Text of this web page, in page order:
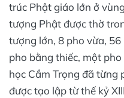
trúc Phật giáo lớn ở
tượng Phật được thờ
tượng lớn, 8 pho vừa,
pho bằng thiếc, một
học Cầm Trọng đã từng
được tạo lập từ thế kỷ